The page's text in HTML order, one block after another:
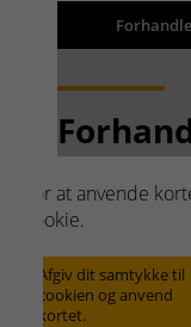
For at anvende
cookie.
Afgiv dit samtykke til
cookien og anvend
kortet.
Hurtig
Back